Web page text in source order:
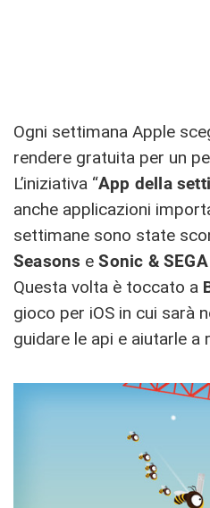
Ogni settimana Apple
rendere gratuita per un
L’iniziativa “App della
anche applicazioni
settimane sono state
Seasons eSonic &
Questa volta è toccato a
gioco per iOS in cui sarà
guidare le api e aiutarle a